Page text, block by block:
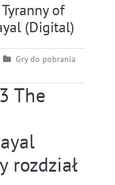
of
(Digital)
Gry do pobrania
The
rozdział